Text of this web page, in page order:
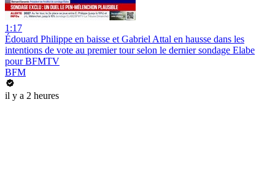
1:17
Édouard Philippe en baisse et Gabriel Attal en hausse dans les
intentions de vote au premier tour selon le dernier sondage Elabe
pour BFMTV
BFM
il y a 2 heures